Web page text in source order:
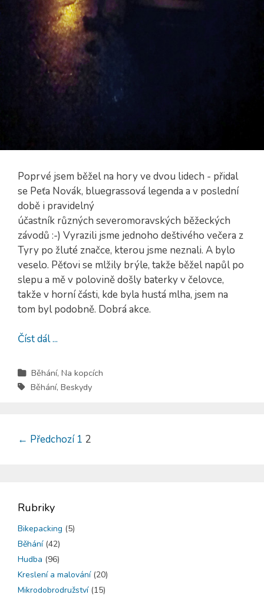
Poprvé jsem běžel na hory ve dvou lidech - přidal
se Peťa Novák, bluegrassová legenda a v poslední
době i pravidelný
účastník různých severomoravských běžeckých
závodů :-) Vyrazili jsme jednoho deštivého večera z
Tyry po žluté značce, kterou jsme neznali. A bylo
veselo. Pěťovi se mlžily brýle, takže běžel napůl po
slepu a mě v polovině došly baterky v čelovce,
takže v horní části, kde byla hustá mlha, jsem na
tom byl podobně. Dobrá akce.
Číst dál ...
Běhání, Na kopcích
Běhání, Beskydy
← Předchozí 1 2
Rubriky
Bikepacking (5)
Běhání(42)
Hudba (96)
Kreslení a malování(20)
Mikrodobrodružství(15)